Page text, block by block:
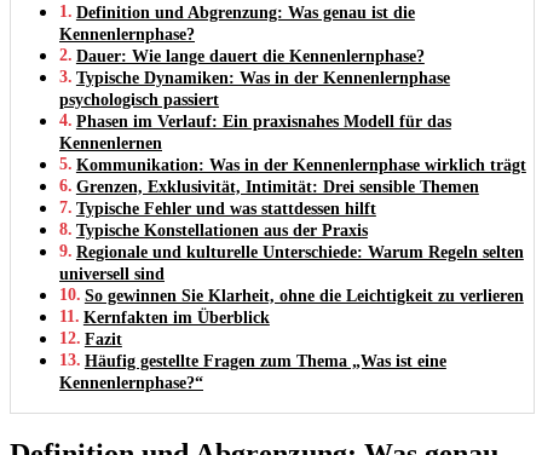
Definition und Abgrenzung: Was genau ist die
Kennenlernphase?
Dauer: Wie lange dauert die Kennenlernphase?
Typische Dynamiken: Was in der Kennenlernphase
psychologisch passiert
Phasen im Verlauf: Ein praxisnahes Modell für das
Kennenlernen
Kommunikation: Was in der Kennenlernphase wirklich trägt
Grenzen, Exklusivität, Intimität: Drei sensible Themen
Typische Fehler und was stattdessen hilft
Typische Konstellationen aus der Praxis
Regionale und kulturelle Unterschiede: Warum Regeln selten
universell sind
So gewinnen Sie Klarheit, ohne die Leichtigkeit zu verlieren
Kernfakten im Überblick
Fazit
Häufig gestellte Fragen zum Thema „Was ist eine
Kennenlernphase?“